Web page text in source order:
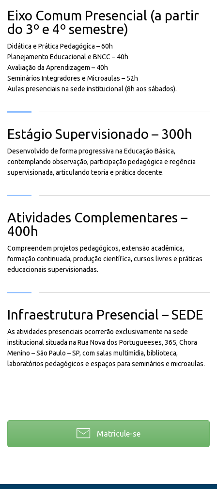
Eixo Comum Presencial (a partir
do 3º e 4º semestre)
Didática e Prática Pedagógica – 60h
Planejamento Educacional e BNCC – 40h
Avaliação da Aprendizagem – 40h
Seminários Integradores e Microaulas – 52h
Aulas presenciais na sede institucional (8h aos sábados).
Estágio Supervisionado – 300h
Desenvolvido de forma progressiva na Educação Básica,
contemplando observação, participação pedagógica e regência
supervisionada, articulando teoria e prática docente.
Atividades Complementares –
400h
Compreendem projetos pedagógicos, extensão acadêmica,
formação continuada, produção científica, cursos livres e práticas
educacionais supervisionadas.
Infraestrutura Presencial – SEDE
As atividades presenciais ocorrerão exclusivamente na sede
institucional situada na Rua Nova dos Portugueeses, 365, Chora
Menino – São Paulo – SP, com salas multimídia, biblioteca,
laboratórios pedagógicos e espaços para seminários e microaulas.
Matricule-se